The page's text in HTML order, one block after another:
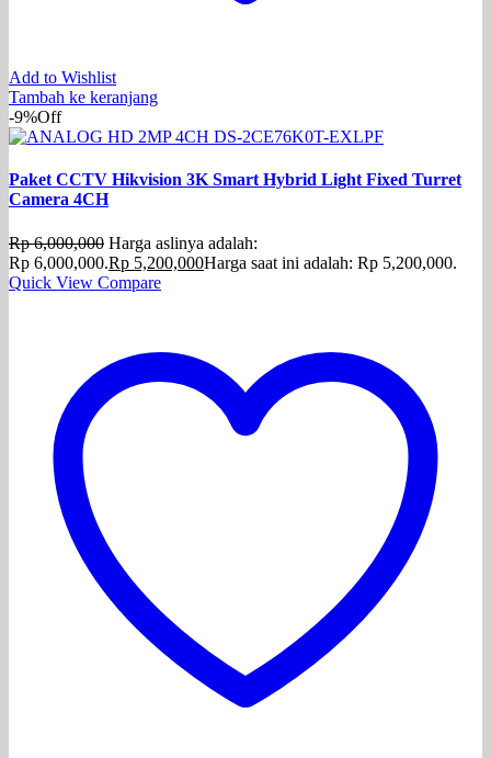
Add to Wishlist
Tambah ke keranjang
-9%Off
Paket CCTV Hikvision 3K Smart Hybrid Light Fixed Turret
Camera 4CH
Rp6,000,000 Harga aslinya adalah:
Rp 6,000,000.Rp 5,200,000Harga saat ini adalah: Rp 5,200,000.
Quick View Compare